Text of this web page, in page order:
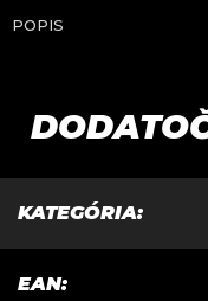
POPIS
KATEGÓRIA:
EAN: